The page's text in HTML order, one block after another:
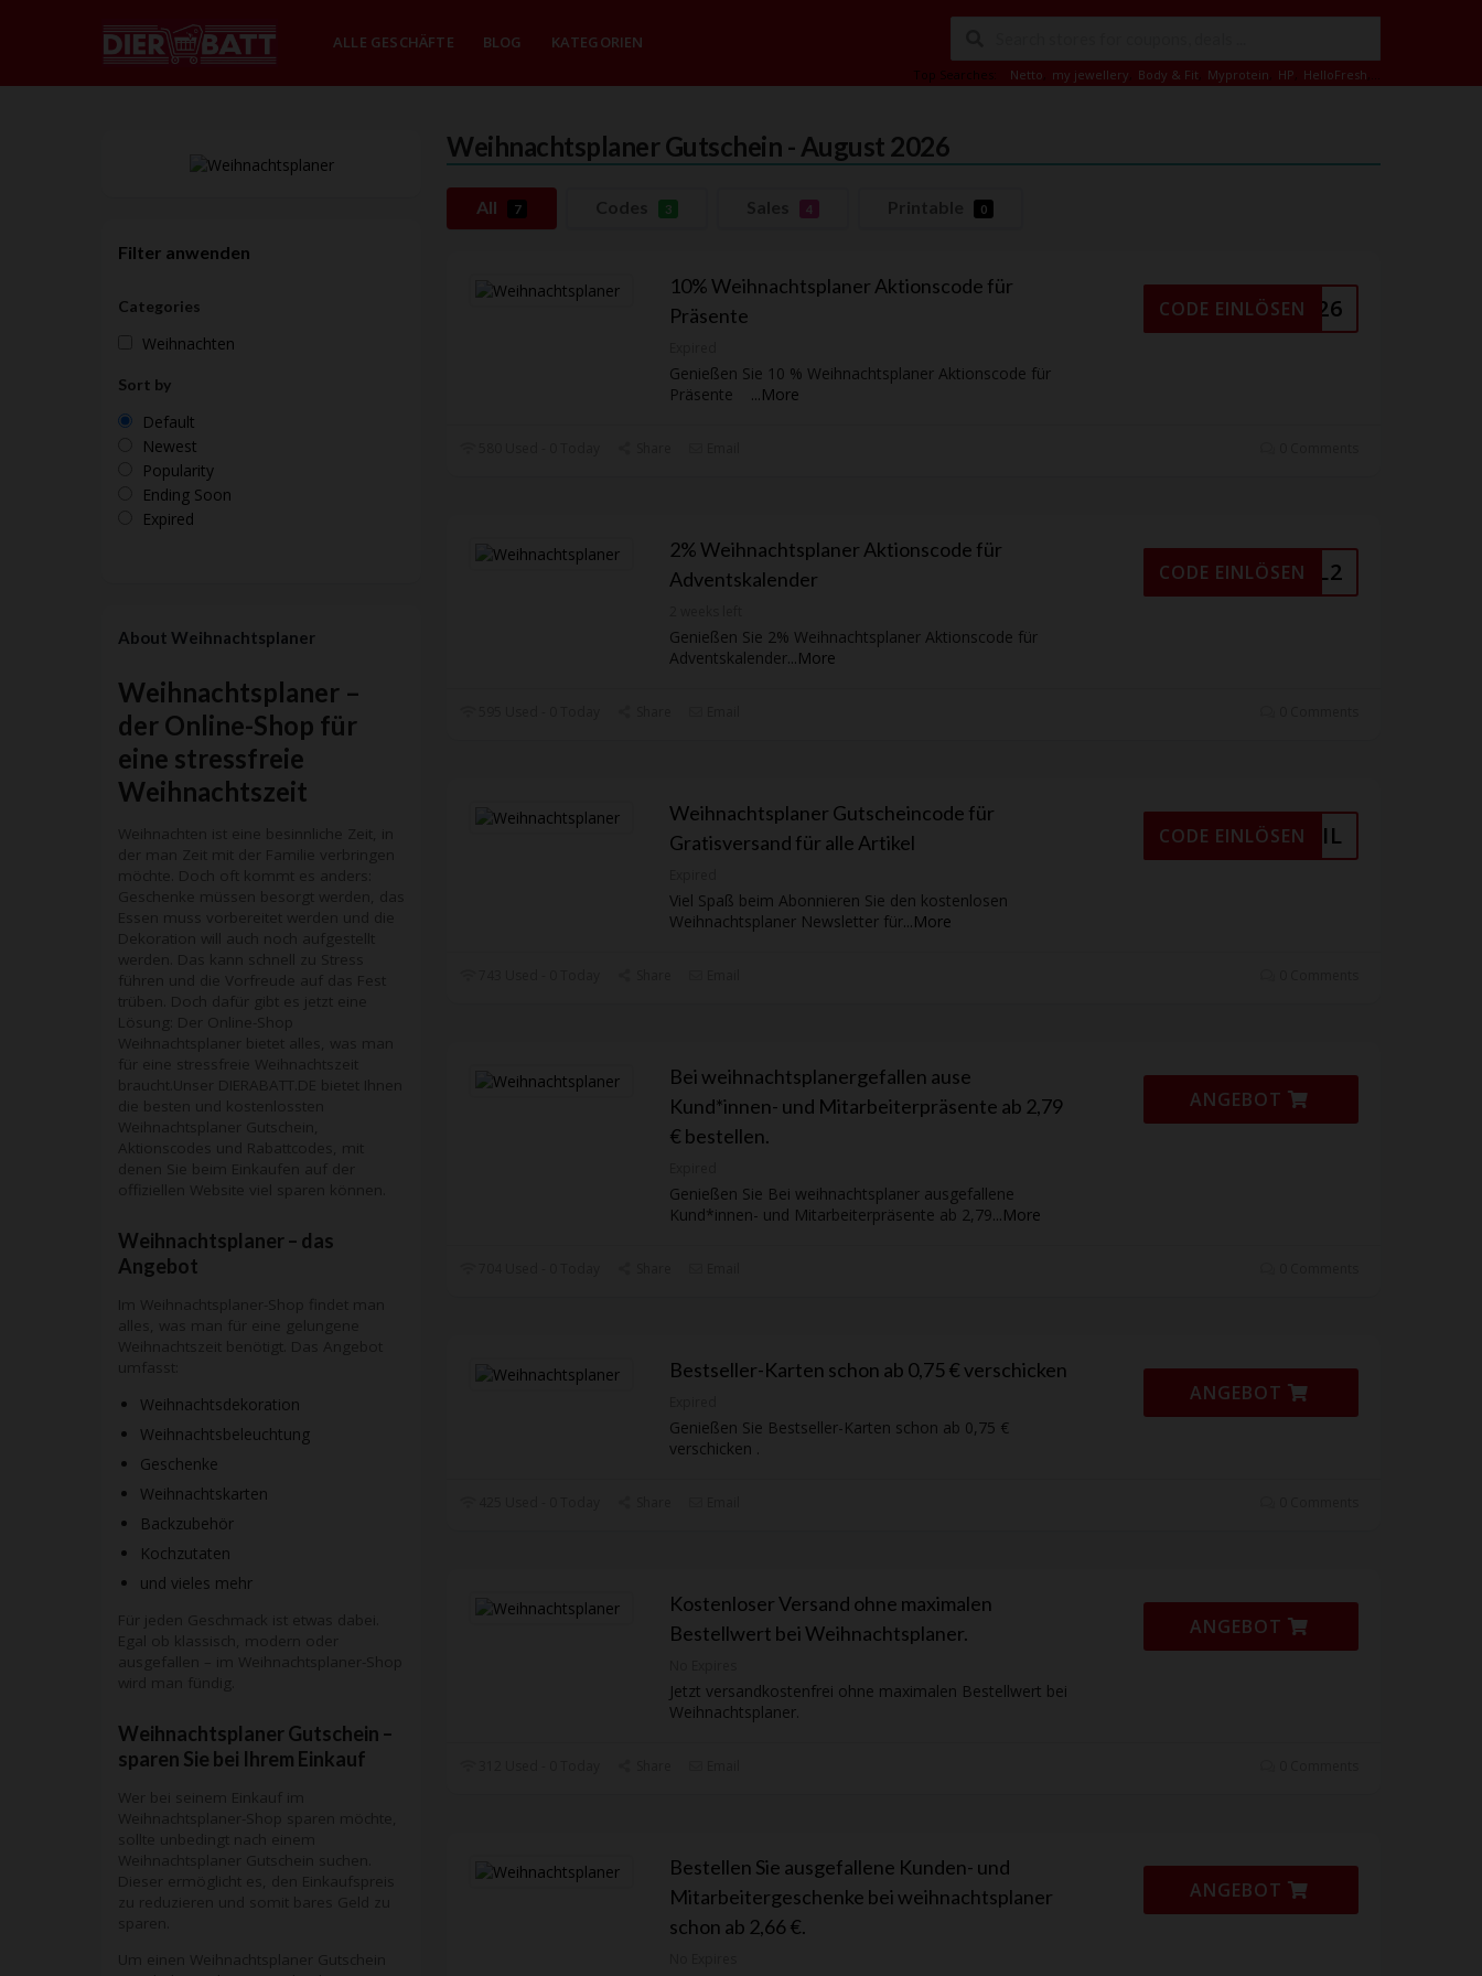
ALLE GESCHÄFTE BLOG KATEGORIEN
Top Searches: Netto, my jewellery, Body & Fit, Myprotein, HP, HelloFresh,...
WeihnachtsplanerGutschein - August 2026
All 7 3 4 0
10% Weihnachtsplaner Aktionscode für
Präsente
Genießen Sie 10 % Weihnachtsplaner Aktionscode für
Präsente ...More
XMAS2026
CODE EINLÖSEN
2% Weihnachtsplaner Aktionscode für
Adventskalender
Genießen Sie 2% Weihnachtsplaner Aktionscode für
Adventskalender...More
MASDEAL2
CODE EINLÖSEN
Weihnachtsplaner Gutscheincode für
Gratisversand für alle Artikel
Viel Spaß beim Abonnieren Sie den kostenlosen
Weihnachtsplaner Newsletter für...More
R E-MAIL
CODE EINLÖSEN
Bei weihnachtsplanergefallen ause
Kund*innen- und Mitarbeiterpräsente ab 2,79
€ bestellen.
Genießen Sie Bei weihnachtsplaner ausgefallene
Kund*innen- und Mitarbeiterpräsente ab 2,79...More
ANGEBOT
Bestseller-Karten schon ab 0,75 € verschicken
Genießen Sie Bestseller-Karten schon ab 0,75 €
verschicken .
ANGEBOT
Kostenloser Versand ohne maximalen
Bestellwert bei Weihnachtsplaner.
Jetzt versandkostenfrei ohne maximalen Bestellwert bei
Weihnachtsplaner.
ANGEBOT
Bestellen Sie ausgefallene Kunden- und
Mitarbeitergeschenke bei weihnachtsplaner
schon ab 2,66 €.
ANGEBOT
Filter anwenden
Categories
Weihnachten
Sort by
Default
Newest
Popularity
Ending Soon
Expired
About Weihnachtsplaner
Weihnachtsplaner –
der Online-Shop für
eine stressfreie
Weihnachtszeit
Weihnachtsplaner – das
Angebot
Weihnachtsdekoration
Weihnachtsbeleuchtung
Geschenke
Weihnachtskarten
Backzubehör
Kochzutaten
und vieles mehr
Weihnachtsplaner Gutschein –
sparen Sie bei Ihrem Einkauf